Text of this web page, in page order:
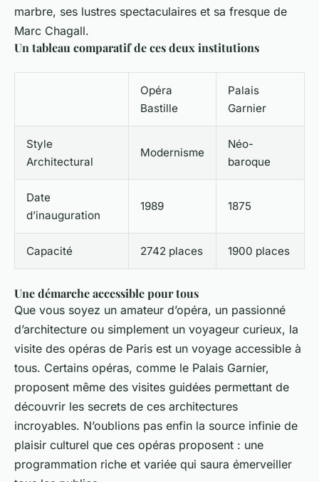
marbre, ses lustres spectaculaires et sa fresque de
Marc Chagall.
Un tableau comparatif de ces deux institutions
Opéra
Bastille
Palais
Garnier
Style
Architectural
Modernisme
Néo-
baroque
Date
d’inauguration
1989 1875
Capacité 2742 places 1900 places
Une démarche accessible pour tous
Que vous soyez un amateur d’opéra, un passionné
d’architecture ou simplement un voyageur curieux, la
visite des opéras de Paris est un voyage accessible à
tous. Certains opéras, comme le Palais Garnier,
proposent même des visites guidées permettant de
découvrir les secrets de ces architectures
incroyables. N’oublions pas enfin la source infinie de
plaisir culturel que ces opéras proposent : une
programmation riche et variée qui saura émerveiller